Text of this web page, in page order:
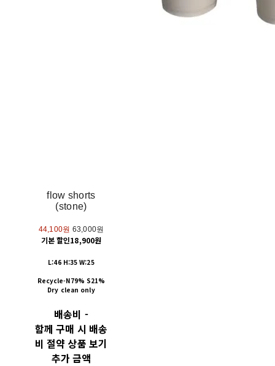
flow shorts
(stone)
44,100원 63,000원
기본 할인18,900원
L:46 H:35 W:25
Recycle-N79% S21%
Dry clean only
배송비 -
함께 구매 시 배송
비 절약 상품 보기
추가 금액